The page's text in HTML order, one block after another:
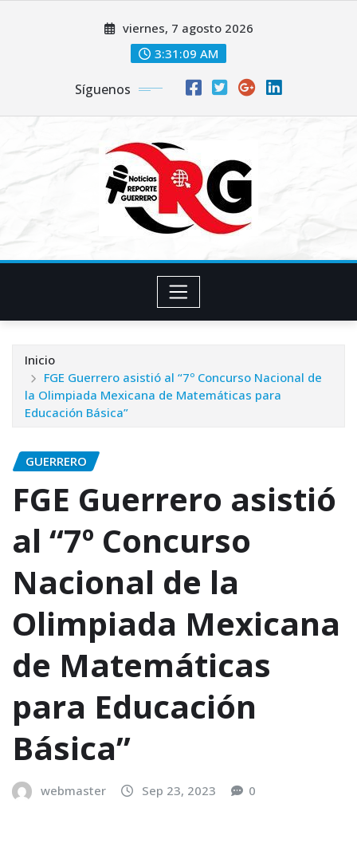
viernes, 7 agosto 2026
3:31:10 AM
Síguenos
Inicio
FGE Guerrero asistió al “7º Concurso Nacional de
la Olimpiada Mexicana de Matemáticas para
Educación Básica”
GUERRERO
FGE Guerrero asistió
al “7º Concurso
Nacional de la
Olimpiada Mexicana
de Matemáticas
para Educación
Básica”
webmaster Sep 23, 2023 0